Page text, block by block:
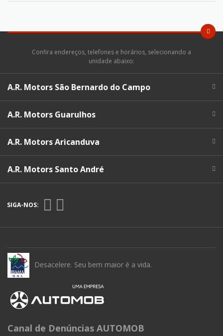
Confira endereços, telefones e horários, selecionando a
unidade abaixo:
A.R. Motors São Bernardo do Campo
A.R. Motors Guarulhos
A.R. Motors Aricanduva
A.R. Motors Santo André
SIGA-NOS:
Desacelere. Seu bem maior é a vida.
Canal de Denúncias AUTOMOB